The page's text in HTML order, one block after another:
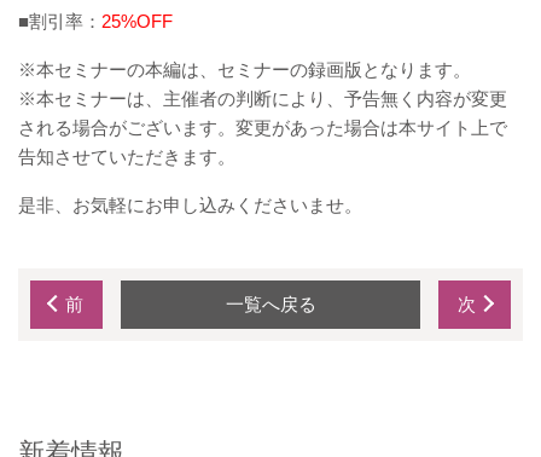
■割引率： 25%OFF
※本セミナーの本編は、セミナーの録画版となります。
※本セミナーは、主催者の判断により、予告無く内容が変更
される場合がございます。変更があった場合は本サイト上で
告知させていただきます。
是非、お気軽にお申し込みくださいませ。
前 一覧へ戻る 次